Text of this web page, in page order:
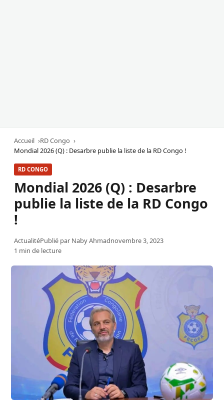
Accueil
RD Congo
Mondial 2026 (Q) : Desarbre publie la liste de la RD Congo !
RD CONGO
Mondial 2026 (Q) : Desarbre
publie la liste de la RD Congo
!
ActualitéPublié par Naby Ahmadnovembre 3, 2023
1 min de lecture